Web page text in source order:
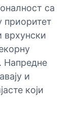
са
приоритет
врхунски
Напредне
и
који